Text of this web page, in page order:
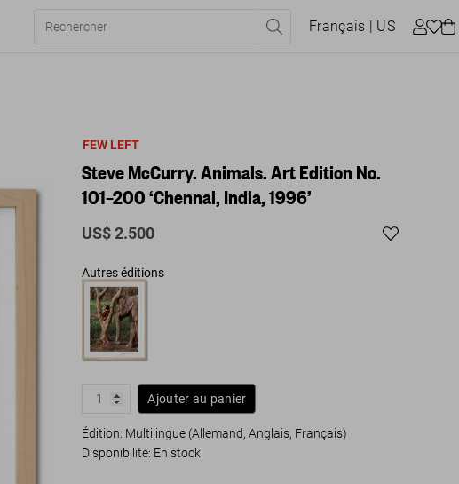
Français | US
FEW LEFT
Steve McCurry. Animals. Art Edition No.
101–200 ‘Chennai, India, 1996’
US$ 2.500
Autres éditions
Ajouter au panier
Édition: Multilingue (Allemand, Anglais, Français)
Disponibilité: En stock